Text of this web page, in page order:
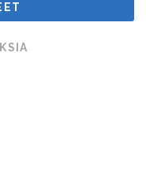
Suodatinmestarit © 2026